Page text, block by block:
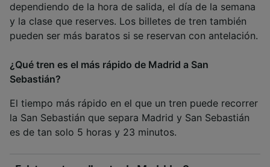
dependiendo de la hora de salida, el día de la semana
y la clase que reserves. Los billetes de tren también
pueden ser más baratos si se reservan con antelación.
¿Qué tren es el más rápido de Madrid a San
Sebastián?
El tiempo más rápido en el que un tren puede recorrer
la San Sebastián que separa Madrid y San Sebastián
es de tan solo 5 horas y 23 minutos.